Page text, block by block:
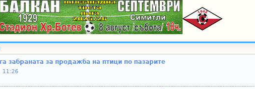
забраната за продажба на птици по пазарите
11:26